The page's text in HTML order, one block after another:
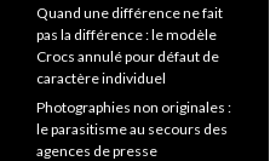
Quand une différence ne fait
pas la différence : le modèle
Crocs annulé pour défaut de
caractère individuel
Photographies non originales :
le parasitisme au secours des
agences de presse